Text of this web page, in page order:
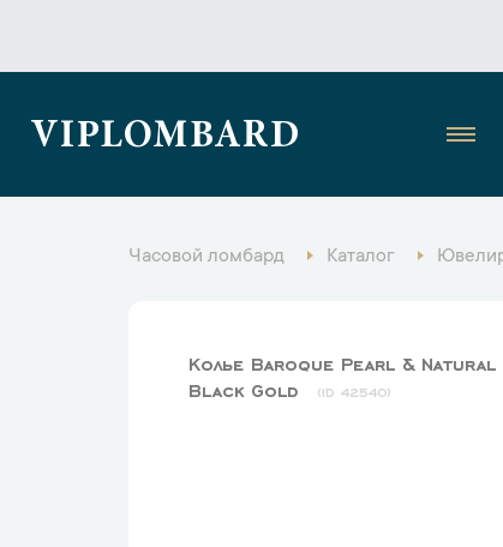
VIPLOMBARD
Часовой ломбард Каталог
Колье Baroque Pearl & Natural
Black Gold
42540